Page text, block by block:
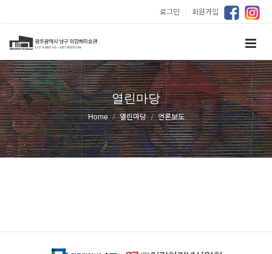
로그인 ｜ 회원가입
열린마당
Home 열린마당 언론보도